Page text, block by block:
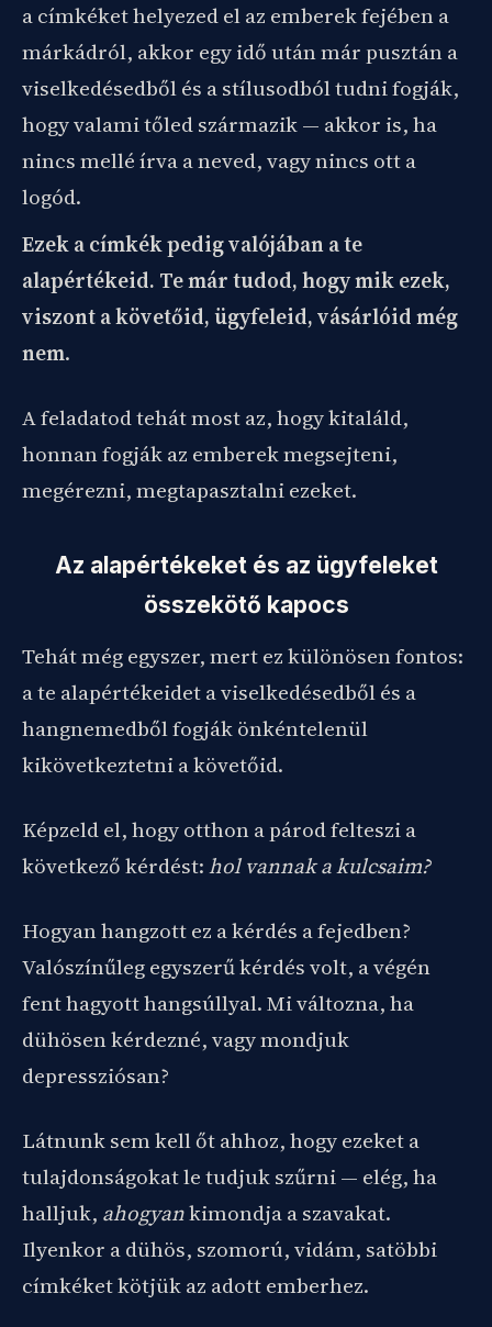
a címkéket helyezed el az emberek fejében a
márkádról, akkor egy idő után már pusztán a
viselkedésedből és a stílusodból tudni fogják,
hogy valami tőled származik — akkor is, ha
nincs mellé írva a neved, vagy nincs ott a
logód.
Ezek a címkék pedig valójában a te
alapértékeid. Te már tudod, hogy mik ezek,
viszont a követőid, ügyfeleid, vásárlóid még
nem.
A feladatod tehát most az, hogy kitaláld,
honnan fogják az emberek megsejteni,
megérezni, megtapasztalni ezeket.
Az alapértékeket és az ügyfeleket
összekötő kapocs
Tehát még egyszer, mert ez különösen fontos:
a te alapértékeidet a viselkedésedből és a
hangnemedből fogják önkéntelenül
kikövetkeztetni a követőid.
Képzeld el, hogy otthon a párod felteszi a
következő kérdést:hol vannak a kulcsaim?
Hogyan hangzott ez a kérdés a fejedben?
Valószínűleg egyszerű kérdés volt, a végén
fent hagyott hangsúllyal. Mi változna, ha
dühösen kérdezné, vagy mondjuk
depressziósan?
Látnunk sem kell őt ahhoz, hogy ezeket a
tulajdonságokat le tudjuk szűrni — elég, ha
halljuk, ahogyankimondja a szavakat.
Ilyenkor a dühös, szomorú, vidám, satöbbi
címkéket kötjük az adott emberhez.